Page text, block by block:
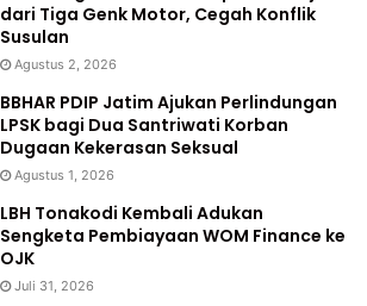
dari Tiga Genk Motor, Cegah Konflik
Susulan
Agustus 2, 2026
BBHAR PDIP Jatim Ajukan Perlindungan
LPSK bagi Dua Santriwati Korban
Dugaan Kekerasan Seksual
Agustus 1, 2026
LBH Tonakodi Kembali Adukan
Sengketa Pembiayaan WOM Finance ke
OJK
Juli 31, 2026